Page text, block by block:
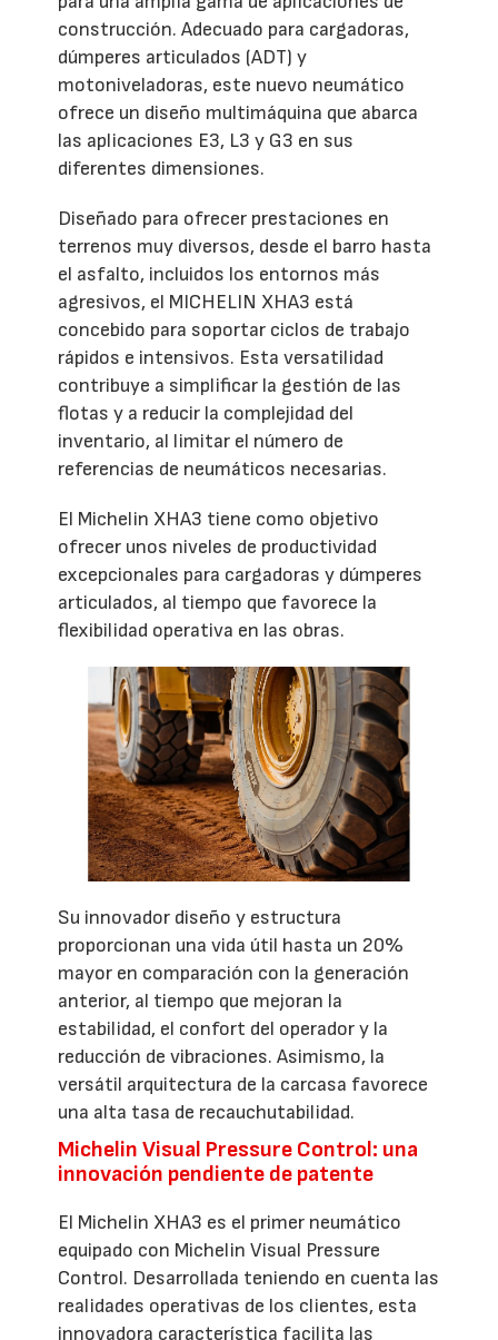
construcción. Adecuado para cargadoras,
dúmperes articulados (ADT) y
motoniveladoras, este nuevo neumático
ofrece un diseño multimáquina que abarca
las aplicaciones E3, L3 y G3 en sus
diferentes dimensiones.
Diseñado para ofrecer prestaciones en
terrenos muy diversos, desde el barro hasta
el asfalto, incluidos los entornos más
agresivos, el MICHELIN XHA3 está
concebido para soportar ciclos de trabajo
rápidos e intensivos. Esta versatilidad
contribuye a simplificar la gestión de las
flotas y a reducir la complejidad del
inventario, al limitar el número de
referencias de neumáticos necesarias.
El Michelin XHA3 tiene como objetivo
ofrecer unos niveles de productividad
excepcionales para cargadoras y dúmperes
articulados, al tiempo que favorece la
flexibilidad operativa en las obras.
Su innovador diseño y estructura
proporcionan una vida útil hasta un 20%
mayor en comparación con la generación
anterior, al tiempo que mejoran la
estabilidad, el confort del operador y la
reducción de vibraciones. Asimismo, la
versátil arquitectura de la carcasa favorece
una alta tasa de recauchutabilidad.
Michelin Visual Pressure Control: una
innovación pendiente de patente
El Michelin XHA3 es el primer neumático
equipado con Michelin Visual Pressure
Control. Desarrollada teniendo en cuenta las
realidades operativas de los clientes, esta
innovadora característica facilita las